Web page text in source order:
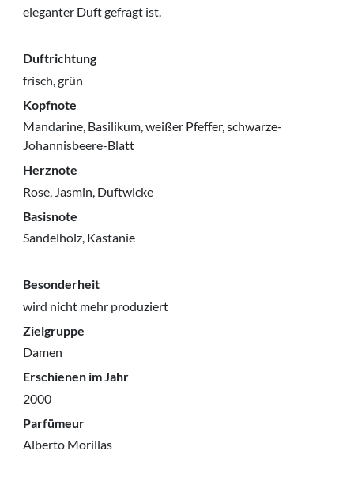
eleganter Duft gefragt ist.
Duftrichtung
frisch, grün
Kopfnote
Mandarine, Basilikum, weißer Pfeffer, schwarze-
Johannisbeere-Blatt
Herznote
Rose, Jasmin, Duftwicke
Basisnote
Sandelholz, Kastanie
Besonderheit
wird nicht mehr produziert
Zielgruppe
Damen
Erschienen im Jahr
2000
Parfümeur
Alberto Morillas